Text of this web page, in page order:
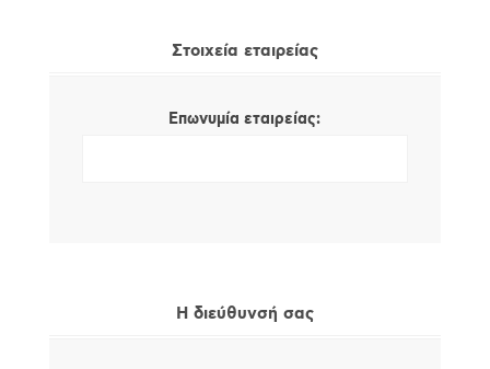
Στοιχεία εταιρείας
Επωνυμία εταιρείας:
Η διεύθυνσή σας